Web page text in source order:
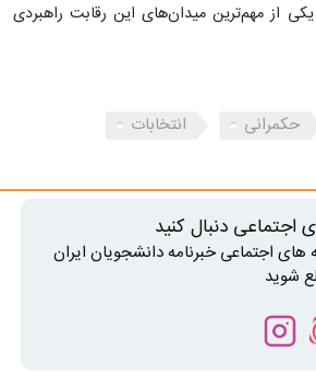
از مهم‌ترین میدان‌های این رقابت راهبردی
حکمرانی
انتخابات
اجتماعی دنبال کنید
اجتماعی خبرنامه دانشجویان ایران
شوید